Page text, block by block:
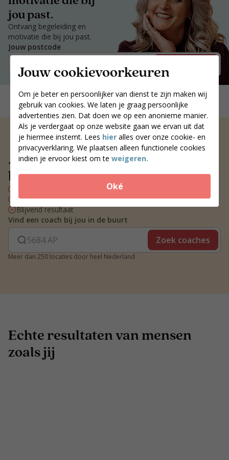
Jouw cookievoorkeuren
Om je beter en persoonlijker van dienst te zijn maken wij
gebruik van cookies. We laten je graag persoonlijke
advertenties zien. Dat doen we op een anonieme manier.
Als je verdergaat op onze website gaan we ervan uit dat
je hiermee instemt. Lees hier alles over onze cookie- en
privacyverklaring. We plaatsen alleen functionele cookies
indien je ervoor kiest om te weigeren.
Oké
jou past.
Ontvang begeleiding en
motivatie die bij jou past.
Jouw postcode
Altijd een voedingscoach
bij jou in de buurt
Wekelijks contact met je coach
Blijvend resultaat
Vind een coach bij jou in de buurt
Zoek coaches
Meer dan 250 locaties door heel Nederland
Echte resultaten van mensen
zoals jij